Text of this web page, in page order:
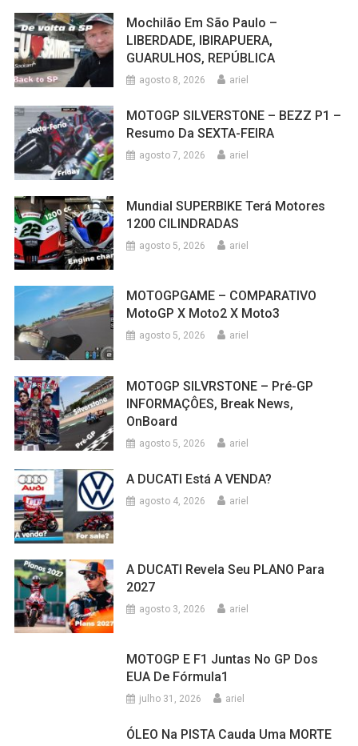
Mochilão Em São Paulo –
LIBERDADE, IBIRAPUERA,
GUARULHOS, REPÚBLICA
agosto 8, 2026 ariel
MOTOGP SILVERSTONE – BEZZ P1 –
Resumo Da SEXTA-FEIRA
agosto 7, 2026 ariel
Mundial SUPERBIKE Terá Motores
1200 CILINDRADAS
agosto 5, 2026 ariel
MOTOGPGAME – COMPARATIVO
MotoGP X Moto2 X Moto3
agosto 5, 2026 ariel
MOTOGP SILVRSTONE – Pré-GP
INFORMAÇÔES, Break News,
OnBoard
agosto 5, 2026 ariel
A DUCATI Está A VENDA?
agosto 4, 2026 ariel
A DUCATI Revela Seu PLANO Para
2027
agosto 3, 2026 ariel
MOTOGP E F1 Juntas No GP Dos
EUA De Fórmula1
julho 31, 2026 ariel
ÓLEO Na PISTA Cauda Uma MORTE